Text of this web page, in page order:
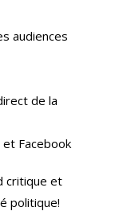
audiences
de la
et Facebook
critique et
politique!